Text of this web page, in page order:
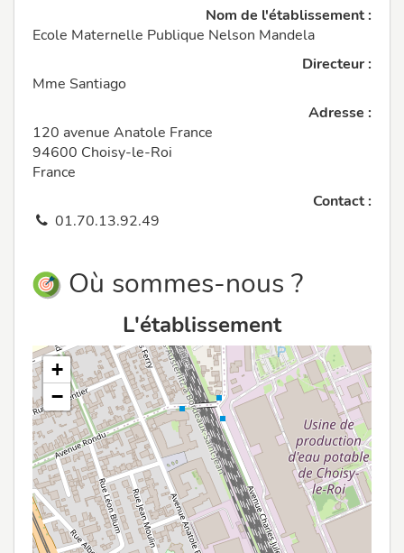
Nom de l'établissement :
Ecole Maternelle Publique Nelson Mandela
Directeur :
Mme Santiago
Adresse :
120 avenue Anatole France
94600 Choisy-le-Roi
France
Contact :
01.70.13.92.49
Où sommes-nous ?
L'établissement
+
−